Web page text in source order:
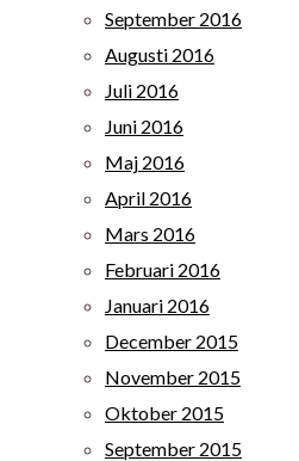
September 2016
Augusti 2016
Juli 2016
Juni 2016
Maj 2016
April 2016
Mars 2016
Februari 2016
Januari 2016
December 2015
November 2015
Oktober 2015
September 2015